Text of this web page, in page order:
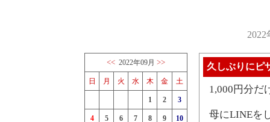
<< 2022年09月 >>
日 月 火 水 木 金 土
1 2 3
4 5 6 7 8 9 10
久しぶりにピ
1,000円分だ
母にLINEを